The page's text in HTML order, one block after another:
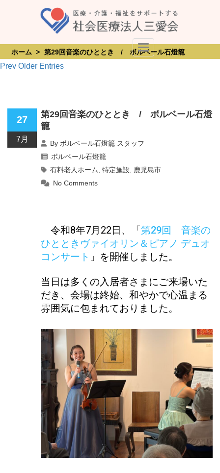
Toggle Navigation
ホーム > 第29回音楽のひととき / ボルベール石燈籠
Prev Older Entries
27
7月
第29回音楽のひととき / ボルベール石燈
籠
By ボルベール石燈籠 スタッフ
ボルベール石燈籠
有料老人ホーム
,特定施設
鹿児島市
No Comments
令和8年7月22日、「第29回 音楽の
ひとときヴァイオリン＆ピアノ デュオ
コンサート 」を開催しました。
当日は多くの入居者さまにご来場いた
だき、会場は終始、和やかで心温まる
雰囲気に包まれておりました。